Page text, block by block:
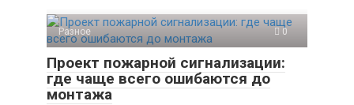
Разное 0
Проект пожарной сигнализации:
где чаще всего ошибаются до
монтажа